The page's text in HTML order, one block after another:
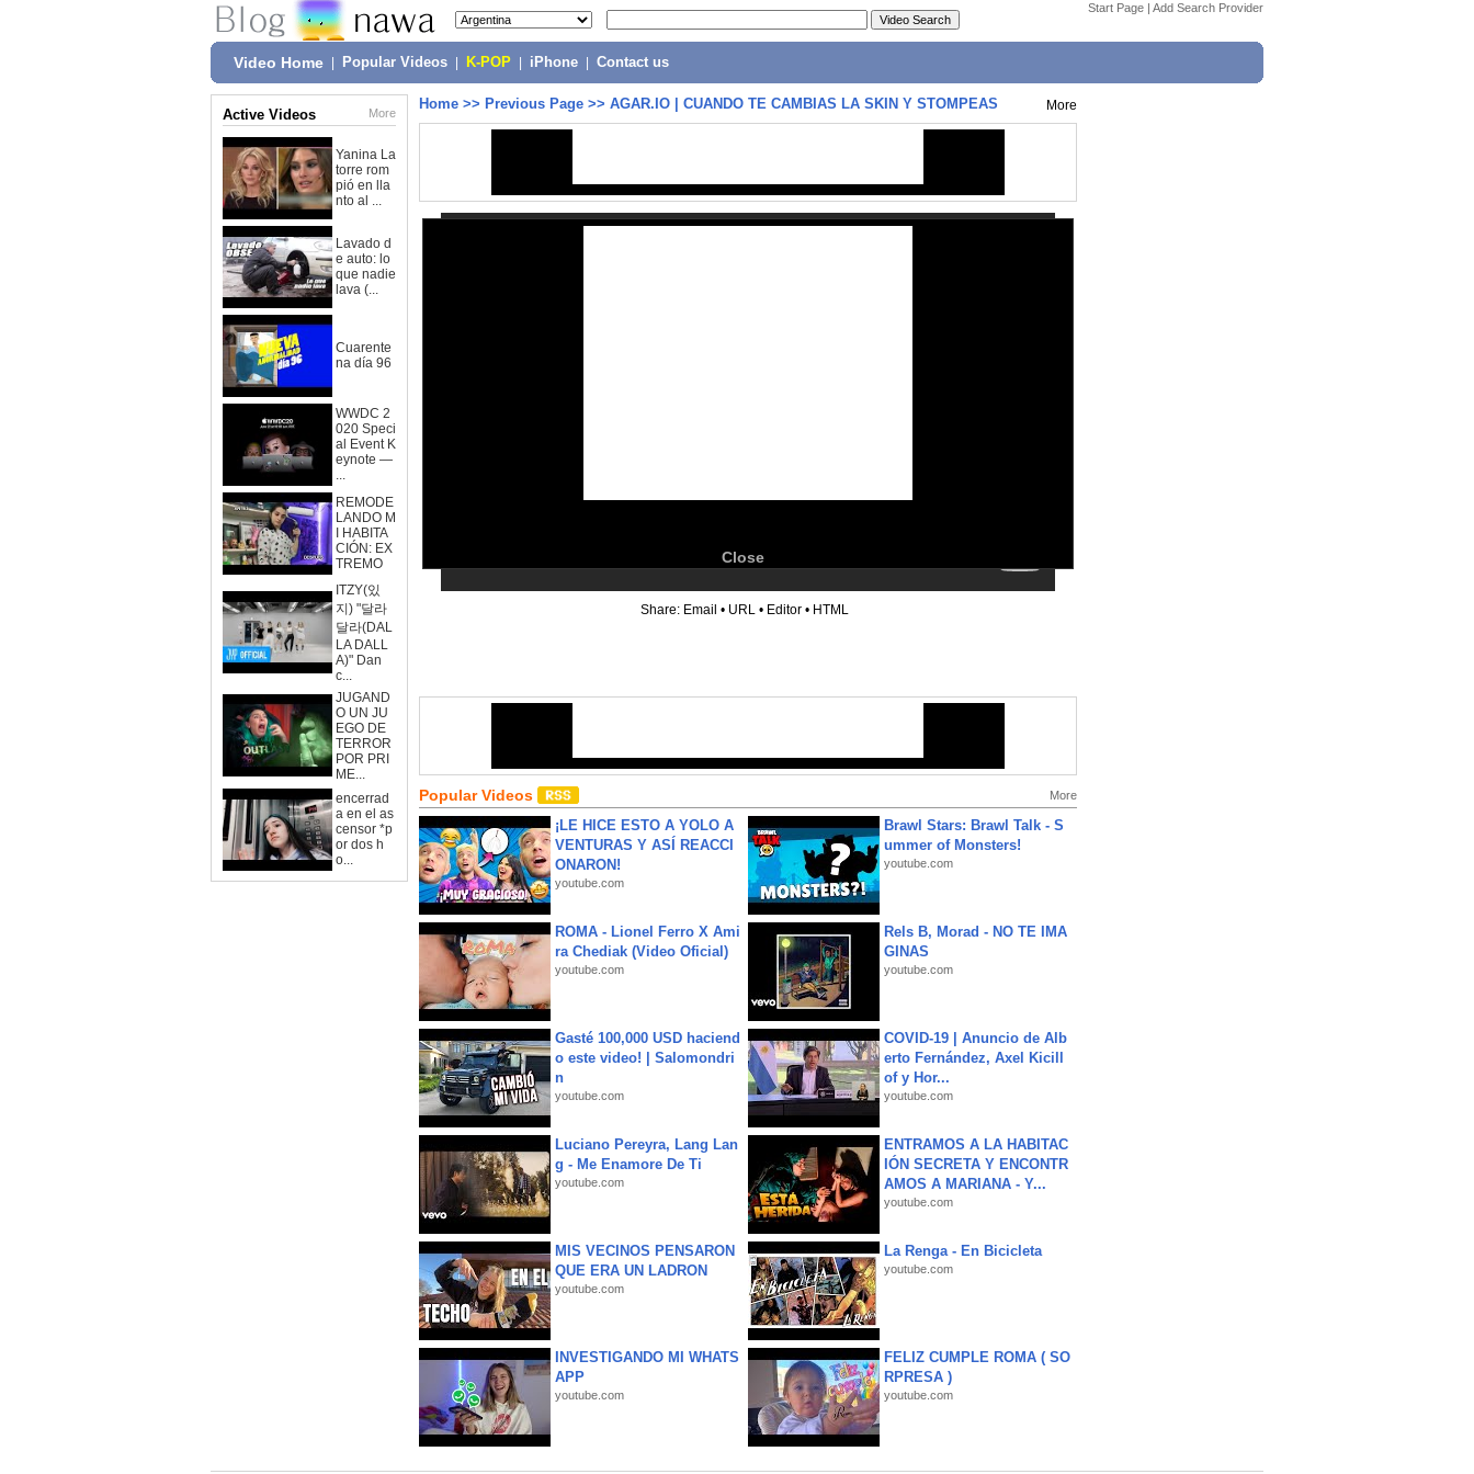
Start Page | Add Search Provider
Video Home Popular Videos K-POP iPhone Contact us
Active Videos More
Yanina La
torre rom
pió en lla
nto al ...
Lavado d
e auto: lo
que nadie
lava (...
Cuarente
na día 96
WWDC 2
020 Speci
al Event K
eynote —
...
REMODE
LANDO M
I HABITA
CIÓN: EX
TREMO
ITZY(있
지) "달라
달라(DAL
LA DALL
A)" Dan
c...
JUGAND
O UN JU
EGO DE
TERROR
POR PRI
ME...
encerrad
a en el as
censor *p
or dos h
o...
Home >> Previous Page >> AGAR.IO | CUANDO TE CAMBIAS LA SKIN Y STOMPEAS More
Close
Share: Email • URL • Editor • HTML
Popular Videos More
¡LE HICE ESTO A YOLO A
VENTURAS Y ASÍ REACCI
ONARON!
youtube.com
Brawl Stars: Brawl Talk - S
ummer of Monsters!
youtube.com
ROMA - Lionel Ferro X Ami
ra Chediak (Video Oficial)
youtube.com
Rels B, Morad - NO TE IMA
GINAS
youtube.com
Gasté 100,000 USD haciend
o este video! | Salomondri
n
youtube.com
COVID-19 | Anuncio de Alb
erto Fernández, Axel Kicill
of y Hor...
youtube.com
Luciano Pereyra, Lang Lan
g - Me Enamore De Ti
youtube.com
ENTRAMOS A LA HABITAC
IÓN SECRETA Y ENCONTR
AMOS A MARIANA - Y...
youtube.com
MIS VECINOS PENSARON
QUE ERA UN LADRON
youtube.com
La Renga - En Bicicleta
youtube.com
INVESTIGANDO MI WHATS
APP
youtube.com
FELIZ CUMPLE ROMA ( SO
RPRESA )
youtube.com